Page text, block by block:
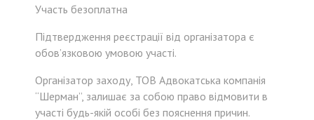
Участь безоплатна
Підтвердження реєстрації від організатора є
обов’язковою умовою участі.
Організатор заходу, ТОВ Адвокатська компанія
“Шерман”, залишає за собою право відмовити в
участі будь-якій особі без пояснення причин.